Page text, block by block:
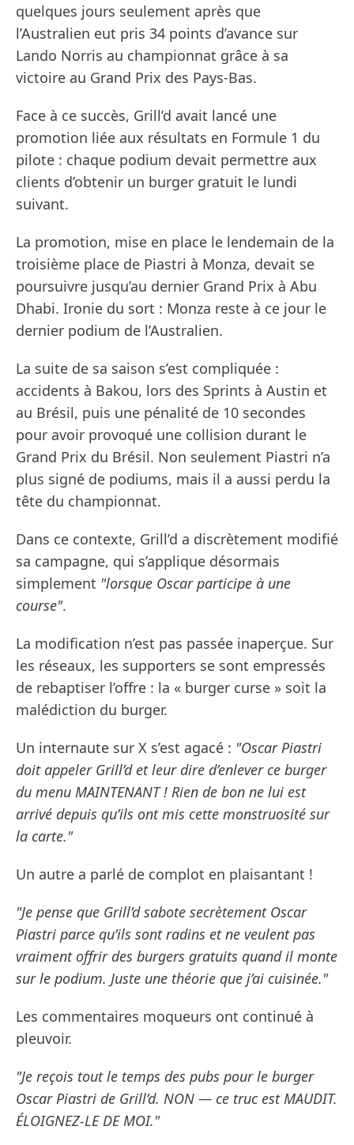
quelques jours seulement après que
l’Australien eut pris 34 points d’avance sur
Lando Norris au championnat grâce à sa
victoire au Grand Prix des Pays-Bas.
Face à ce succès, Grill’d avait lancé une
promotion liée aux résultats en Formule 1 du
pilote : chaque podium devait permettre aux
clients d’obtenir un burger gratuit le lundi
suivant.
La promotion, mise en place le lendemain de la
troisième place de Piastri à Monza, devait se
poursuivre jusqu’au dernier Grand Prix à Abu
Dhabi. Ironie du sort : Monza reste à ce jour le
dernier podium de l’Australien.
La suite de sa saison s’est compliquée :
accidents à Bakou, lors des Sprints à Austin et
au Brésil, puis une pénalité de 10 secondes
pour avoir provoqué une collision durant le
Grand Prix du Brésil. Non seulement Piastri n’a
plus signé de podiums, mais il a aussi perdu la
tête du championnat.
Dans ce contexte, Grill’d a discrètement modifié
sa campagne, qui s’applique désormais
simplement "lorsque Oscar participe à une
course".
La modification n’est pas passée inaperçue. Sur
les réseaux, les supporters se sont empressés
de rebaptiser l’offre : la « burger curse » soit la
malédiction du burger.
Un internaute sur X s’est agacé : "Oscar Piastri
doit appeler Grill’d et leur dire d’enlever ce burger
du menu MAINTENANT ! Rien de bon ne lui est
arrivé depuis qu’ils ont mis cette monstruosité sur
la carte."
Un autre a parlé de complot en plaisantant !
"Je pense que Grill’d sabote secrètement Oscar
Piastri parce qu’ils sont radins et ne veulent pas
vraiment offrir des burgers gratuits quand il monte
sur le podium. Juste une théorie que j’ai cuisinée."
Les commentaires moqueurs ont continué à
pleuvoir.
"Je reçois tout le temps des pubs pour le burger
Oscar Piastri de Grill’d. NON — ce truc est MAUDIT.
ÉLOIGNEZ-LE DE MOI."